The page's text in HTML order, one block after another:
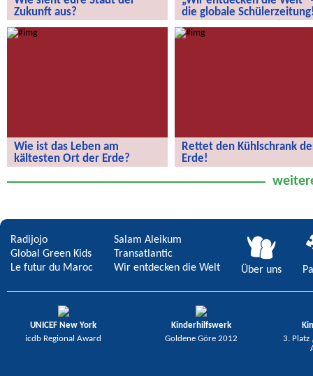
Zukunft aus?
die globale
globale Schülerzeitung!
Wie ist das Leben am
kältesten Ort der Erde?
der Erde?
Rettet den Kühlschrank
Erde!
Radijojo
Global Green Kids
Le futur du Maroc
Salam Aleikum
Transatlantic
Wir entdecken die Welt
Über uns
UNICEF New York
icdb Regional Award
Kinderhilfswerk
Goldene Göre 2012
3. Platz